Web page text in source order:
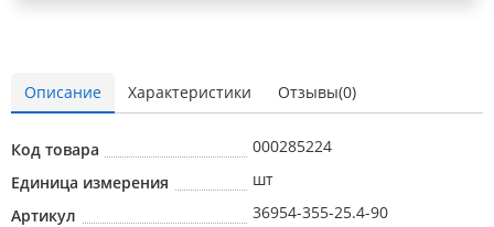
Описание Характеристики Отзывы(0)
Код товара
000285224
Единица измерения
шт
Артикул
36954-355-25.4-90